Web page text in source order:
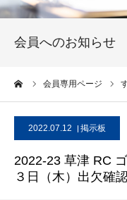
会員へのお知らせ
会員専用ページ
2022.07.12 掲示板
2022-23 草津 RC
３日（木）出欠確
入会案内
活動報告
お問い合わせ